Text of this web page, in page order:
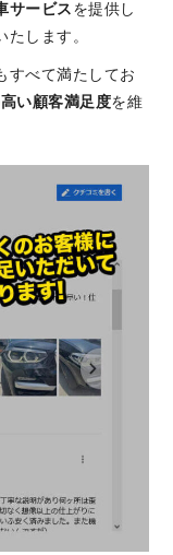
サービス を提供し
します。
すべて満たしてお
い顧客満足度を維